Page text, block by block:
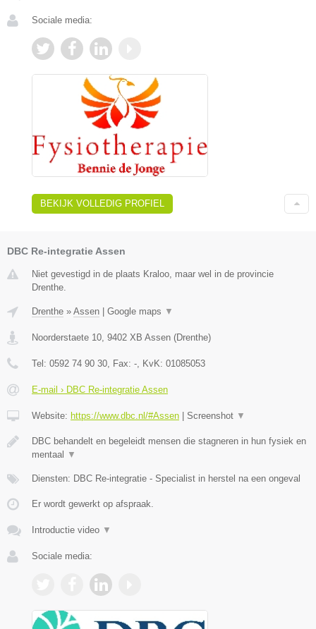
Sociale media:
BEKIJK VOLLEDIG PROFIEL
DBC Re-integratie Assen
Niet gevestigd in de plaats Kraloo, maar wel in de provincie
Drenthe.
Drenthe » Assen Google maps ▼
Noorderstaete 10 9402 XB Assen (Drenthe)
Tel: 0592 74 90 30 , Fax: - , KvK: 01085053
E-mail › DBC Re-integratie Assen
Website: https://www.dbc.nl/#Assen Screenshot ▼
DBC behandelt en begeleidt mensen die stagneren in hun fysiek en
mentaal
▼
Diensten: DBC Re-integratie - Specialist in herstel na een ongeval
Er wordt gewerkt op afspraak.
Introductie video ▼
Sociale media: